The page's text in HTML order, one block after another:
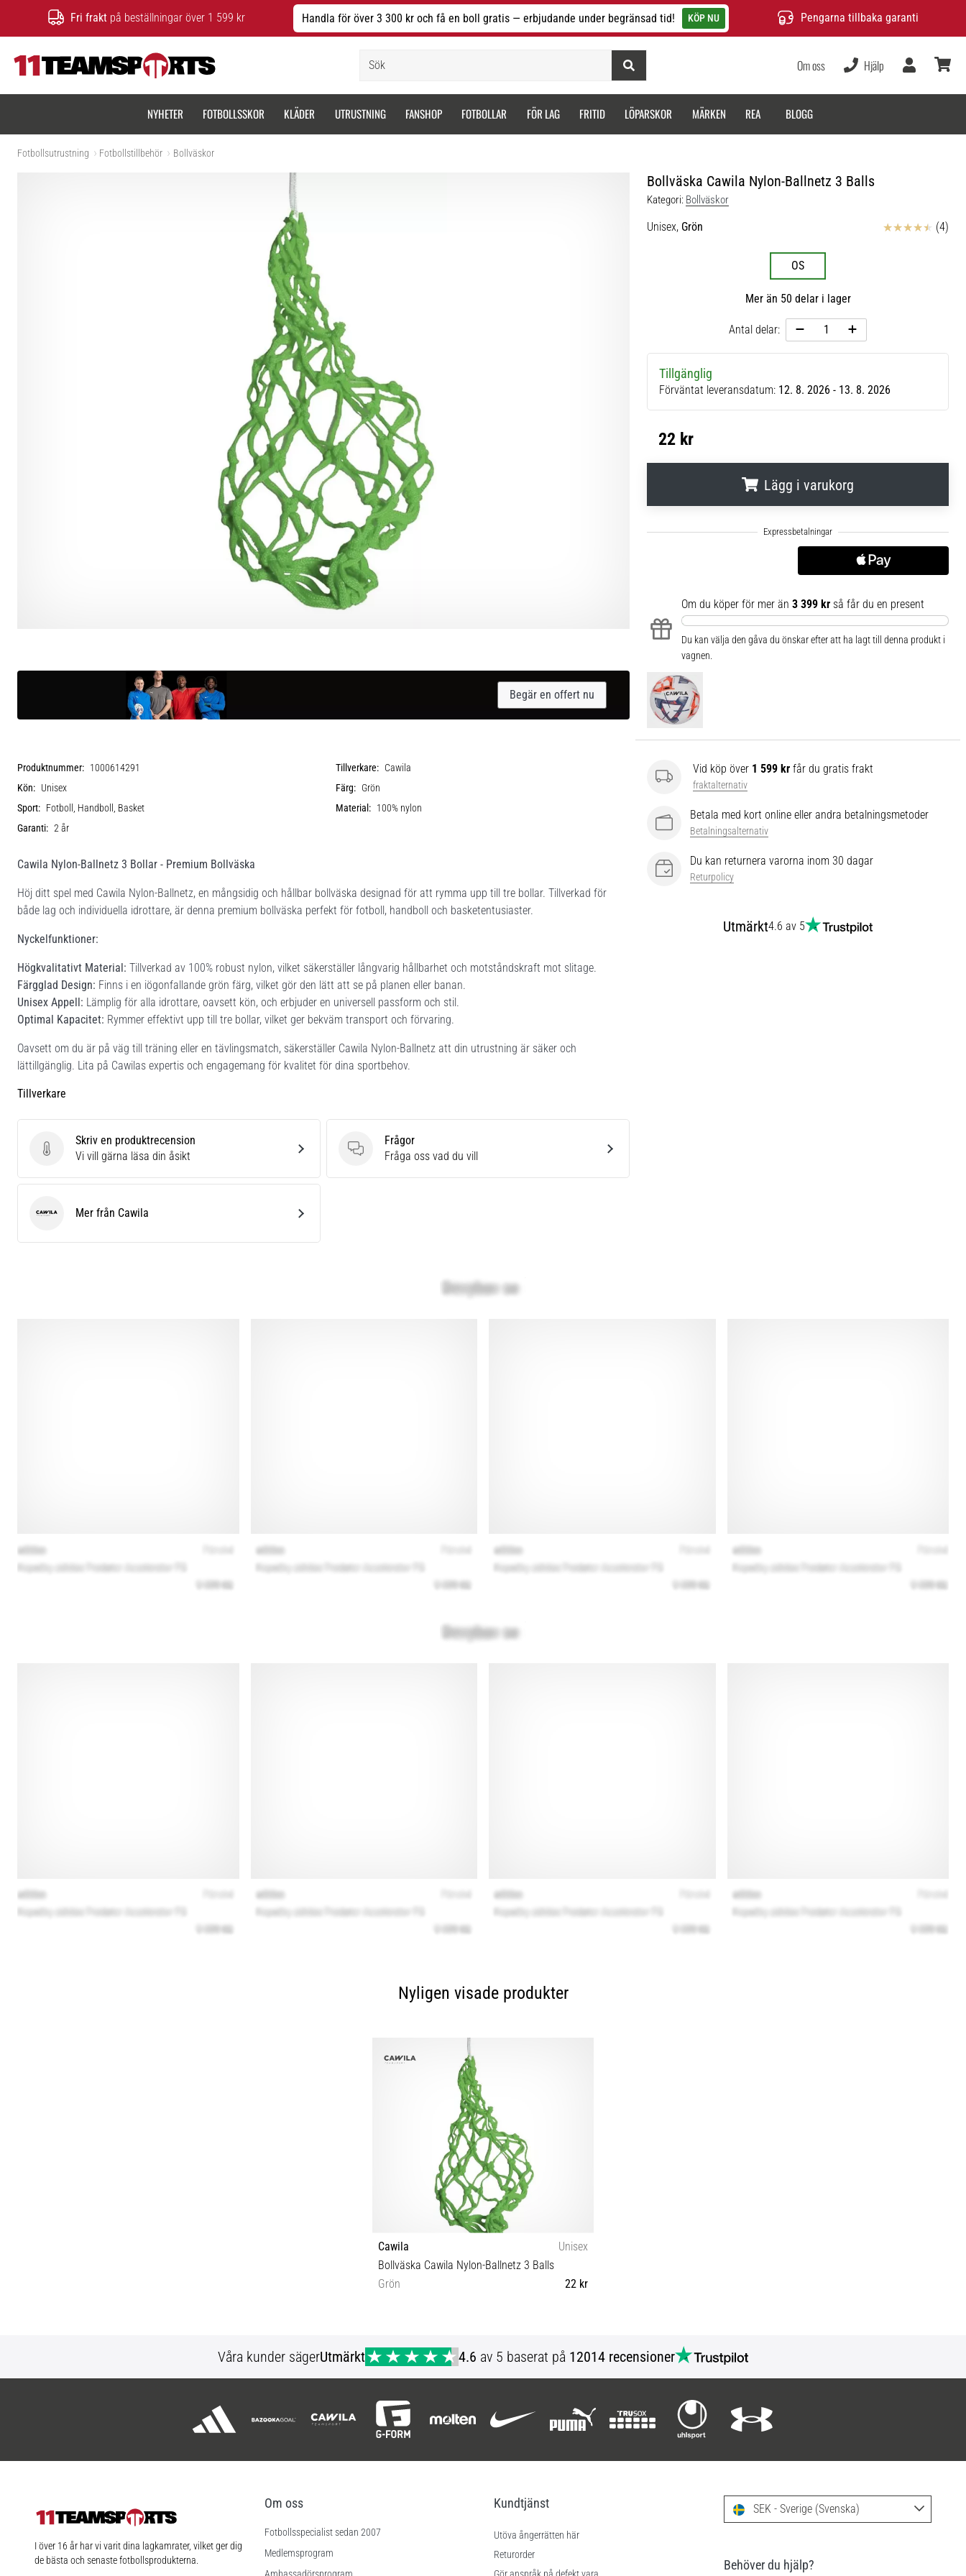
Fri frakt på beställningar över 1 599 kr Handla för över 3 300 kr och få en boll gratis — erbjudande under begränsad tid! KÖP NU Pengarna tillbaka garanti
Om oss Hjälp
NYHETER FOTBOLLSSKOR KLÄDER UTRUSTNING FANSHOP FOTBOLLAR FÖR LAG FRITID LÖPARSKOR MÄRKEN REA BLOGG
Fotbollsutrustning Fotbollstillbehör Bollväskor
Bollväska Cawila Nylon-Ballnetz 3 Balls
Kategori: Bollväskor
Unisex, Grön Recensioner (4)
OS
Mer än 50 delar i lager
Antal delar:
Tillgänglig
Förväntat leveransdatum: 12. 8. 2026 - 13. 8. 2026
22 kr
Lägg i varukorg
Om du köper för mer än 3 399 kr så får du en present
Du kan välja den gåva du önskar efter att ha lagt till denna produkt i
vagnen.
Vid köp över 1 599 kr får du gratis frakt
fraktalternativ
Betala med kort online eller andra betalningsmetoder
Betalningsalternativ
Du kan returnera varorna inom 30 dagar
Returpolicy
Utmärkt4.6 av 5
Begär en offert nu
Produktnummer: 1000614291 Tillverkare: Cawila
Kön: Unisex Färg: Grön
Sport: Fotboll, Handboll, Basket Material: 100% nylon
Garanti: 2 år
Cawila Nylon-Ballnetz 3 Bollar - Premium Bollväska
Höj ditt spel med Cawila Nylon-Ballnetz, en mångsidig och hållbar bollväska designad för att rymma upp till tre bollar. Tillverkad för
både lag och individuella idrottare, är denna premium bollväska perfekt för fotboll, handboll och basketentusiaster.
Nyckelfunktioner:
Högkvalitativt Material: Tillverkad av 100% robust nylon, vilket säkerställer långvarig hållbarhet och motståndskraft mot slitage.
Färgglad Design: Finns i en iögonfallande grön färg, vilket gör den lätt att se på planen eller banan.
Unisex Appell: Lämplig för alla idrottare, oavsett kön, och erbjuder en universell passform och stil.
Optimal Kapacitet: Rymmer effektivt upp till tre bollar, vilket ger bekväm transport och förvaring.
Oavsett om du är på väg till träning eller en tävlingsmatch, säkerställer Cawila Nylon-Ballnetz att din utrustning är säker och
lättillgänglig. Lita på Cawilas expertis och engagemang för kvalitet för dina sportbehov.
Tillverkare
Skriv en produktrecension
Skriv en produktrecension
Vi vill gärna läsa din åsikt
Frågor
Frågor
Fråga oss vad du vill
Cawila Mer från Cawila
Nyligen visade produkter
Cawila
Unisex
Bollväska Cawila Nylon-Ballnetz 3 Balls
Grön
22 kr
Våra kunder sägerUtmärkt 4.6 av 5 baserat på 12014 recensioner
11teamsports.se
I över 16 år har vi varit dina lagkamrater, vilket ger dig
de bästa och senaste fotbollsprodukterna.
Om oss
Fotbollsspecialist sedan 2007
Medlemsprogram
Kundtjänst
Utöva ångerrätten här
Returorder
SEK - Sverige (Svenska)
Behöver du hjälp?